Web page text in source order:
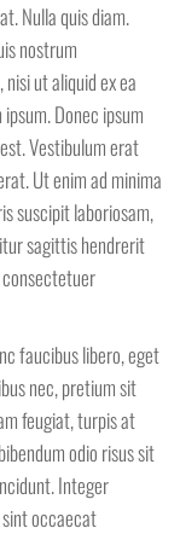
Nulla quis diam.
nostrum
ut aliquid ex ea
Donec ipsum
Vestibulum erat
Ut enim ad minima
suscipit laboriosam,
sagittis hendrerit
faucibus libero, eget
nec, pretium sit
feugiat, turpis at
odio risus sit
Integer
occaecat